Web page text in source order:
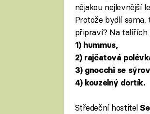
nějakou nejlevnější
Protože bydlí sama,
připraví? Na talířích
1) hummus,
2) rajčatová
3) gnocchi se
4) kouzelný dortík.
Středeční hostitel